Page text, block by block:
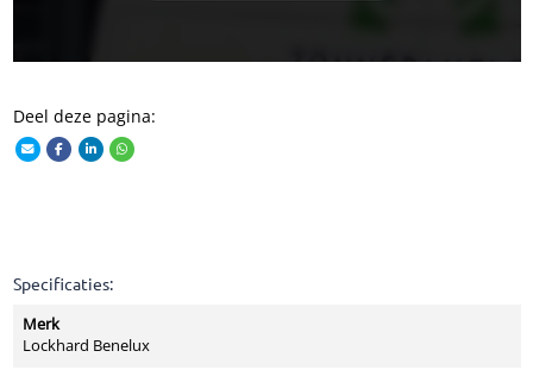
Deel deze pagina:
Specificaties:
Merk
Lockhard Benelux